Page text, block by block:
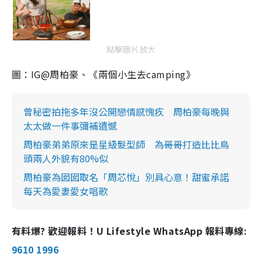
點擊圖片放大
圖：IG@周柏豪、《兩個小生去camping》
曾秘密拍拖多年沒公開戀情感愧疚 周柏豪每晚與
太太做一件事彌補遺憾
周柏豪弟弟原來是星級髮型師 為哥哥打造比比鳥
頭兩人外貌有80%似
周柏豪為囡囡取名「周芯悅」別具心意！甜蜜承諾
每天為愛妻愛女唱歌
有料爆? 歡迎報料！U Lifestyle WhatsApp 報料專線:
9610 1996